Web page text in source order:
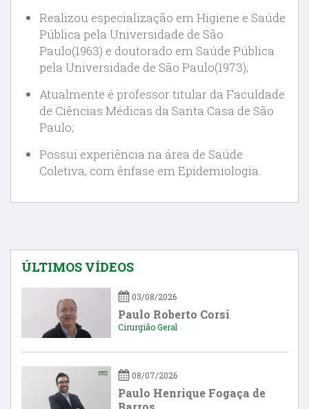
Realizou especialização em Higiene e Saúde
Pública pela Universidade de São
Paulo(1963) e doutorado em Saúde Pública
pela Universidade de São Paulo(1973);
Atualmente é professor titular da Faculdade
de Ciências Médicas da Santa Casa de São
Paulo;
Possui experiência na área de Saúde
Coletiva, com ênfase em Epidemiologia.
ÚLTIMOS VÍDEOS
03/08/2026
Paulo Roberto Corsi
Cirurgião Geral
08/07/2026
Paulo Henrique Fogaça de